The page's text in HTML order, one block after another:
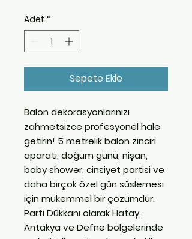
Adet *
Sepete Ekle
Balon dekorasyonlarınızı
zahmetsizce profesyonel hale
getirin! 5 metrelik balon zinciri
aparatı, doğum günü, nişan,
baby shower, cinsiyet partisi ve
daha birçok özel gün süslemesi
için mükemmel bir çözümdür.
Parti DükkanıolarakHatay,
Antakya ve Defne bölgelerinde